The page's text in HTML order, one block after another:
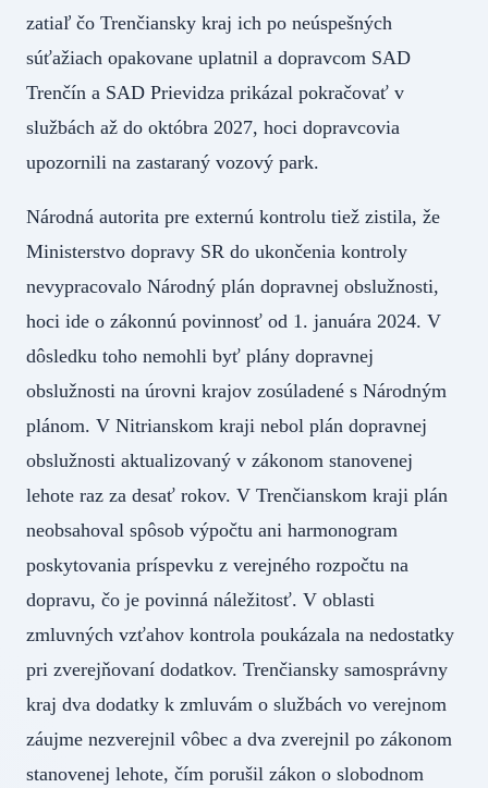
zatiaľ čo Trenčiansky kraj ich po neúspešných
súťažiach opakovane uplatnil a dopravcom SAD
Trenčín a SAD Prievidza prikázal pokračovať v
službách až do októbra 2027, hoci dopravcovia
upozornili na zastaraný vozový park.
Národná autorita pre externú kontrolu tiež zistila, že
Ministerstvo dopravy SR do ukončenia kontroly
nevypracovalo Národný plán dopravnej obslužnosti,
hoci ide o zákonnú povinnosť od 1. januára 2024. V
dôsledku toho nemohli byť plány dopravnej
obslužnosti na úrovni krajov zosúladené s Národným
plánom. V Nitrianskom kraji nebol plán dopravnej
obslužnosti aktualizovaný v zákonom stanovenej
lehote raz za desať rokov. V Trenčianskom kraji plán
neobsahoval spôsob výpočtu ani harmonogram
poskytovania príspevku z verejného rozpočtu na
dopravu, čo je povinná náležitosť. V oblasti
zmluvných vzťahov kontrola poukázala na nedostatky
pri zverejňovaní dodatkov. Trenčiansky samosprávny
kraj dva dodatky k zmluvám o službách vo verejnom
záujme nezverejnil vôbec a dva zverejnil po zákonom
stanovenej lehote, čím porušil zákon o slobodnom